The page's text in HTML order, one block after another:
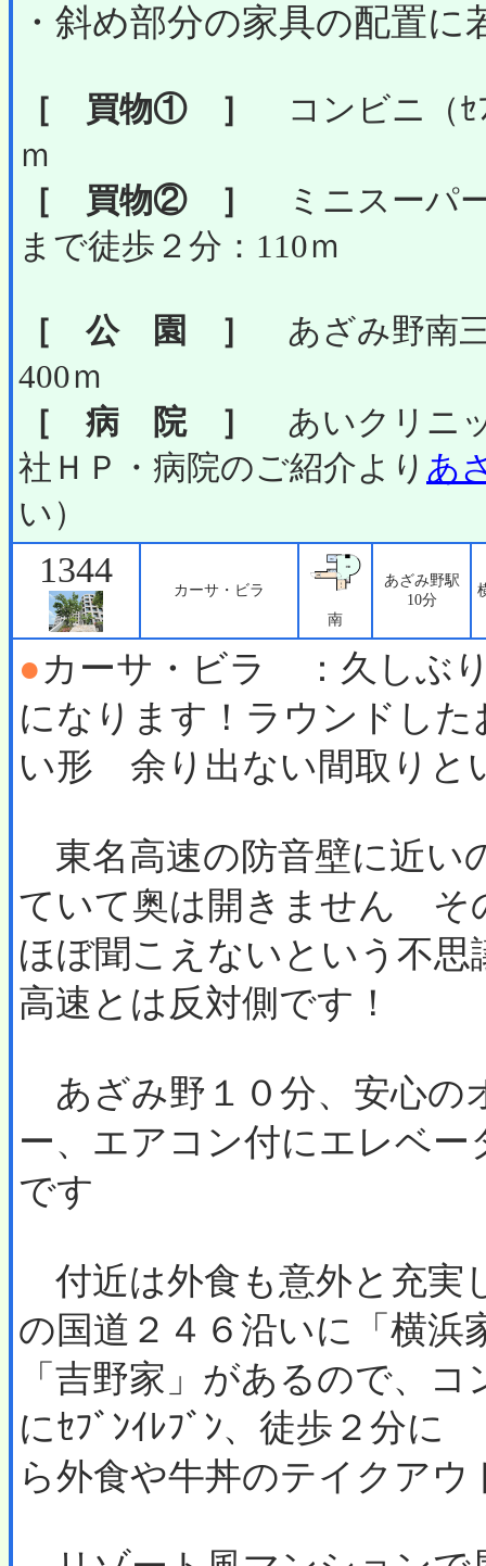
・斜め部分の家具の配置に
［ 買物① ］
コンビニ（ｾ
ｍ
［ 買物② ］
ミニスーパ
まで徒歩２分：110ｍ
［ 公 園 ］
あざみ野南
400ｍ
［ 病 院 ］
あいクリニ
社ＨＰ・病院のご紹介より あ
い）
1344
カーサ・ビラ
南
あざみ野駅
10分
●カーサ・ビラ ：久しぶ
になります！ラウンドし
い形 余り出ない間取りと
東名高速の防音壁に近い
ていて奥は開きません そ
ほぼ聞こえないという不
高速とは反対側です！
あざみ野１０分、安心の
ー、エアコン付にエレベ
です
付近は外食も意外と充実
の国道２４６沿いに「横浜
「吉野家」があるので、
にｾﾌﾞﾝｲﾚﾌﾞﾝ、徒歩２分
ら外食や牛丼のテイクア